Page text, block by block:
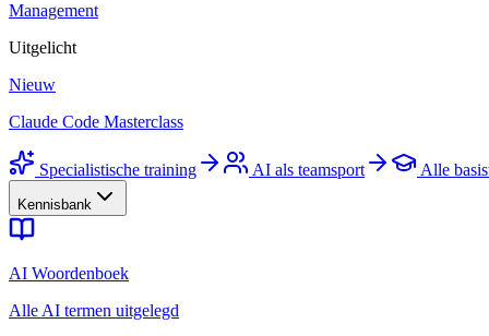
Management
Uitgelicht
Nieuw
Claude Code Masterclass
Specialistische training AI als teamsport Alle
Kennisbank
AI Woordenboek
Alle AI termen uitgelegd